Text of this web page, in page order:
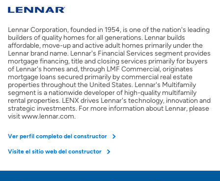
Costos casa nueva vs. usada
Obtener mi puntaje de crédito
Calcular mi hipoteca
Obtener Aprobación Previa
Preparar mi casa para la venta
Obtener ofertas por mi casa
Lennar Corporation, founded in 1954, is one of the nation's leading
builders of quality homes for all generations. Lennar builds
affordable, move-up and active adult homes primarily under the
Lennar brand name. Lennar's Financial Services segment provides
mortgage financing, title and closing services primarily for buyers
of Lennar's homes and, through LMF Commercial, originates
mortgage loans secured primarily by commercial real estate
properties throughout the United States. Lennar's Multifamily
segment is a nationwide developer of high-quality multifamily
rental properties. LENX drives Lennar's technology, innovation and
strategic investments. For more information about Lennar, please
visit www.lennar.com.
Ver perfil completo del constructor
Visite el sitio web del constructor